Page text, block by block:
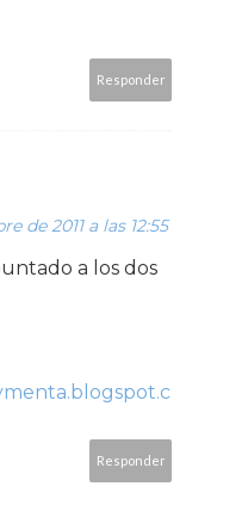
Responder
de 2011 a las 12:55
a los dos
Responder